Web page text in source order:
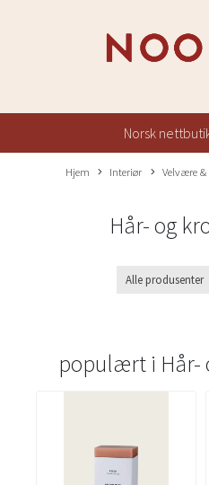
Norsk
Hjem Interiør Velvære
Hår- og
populært i Hår-